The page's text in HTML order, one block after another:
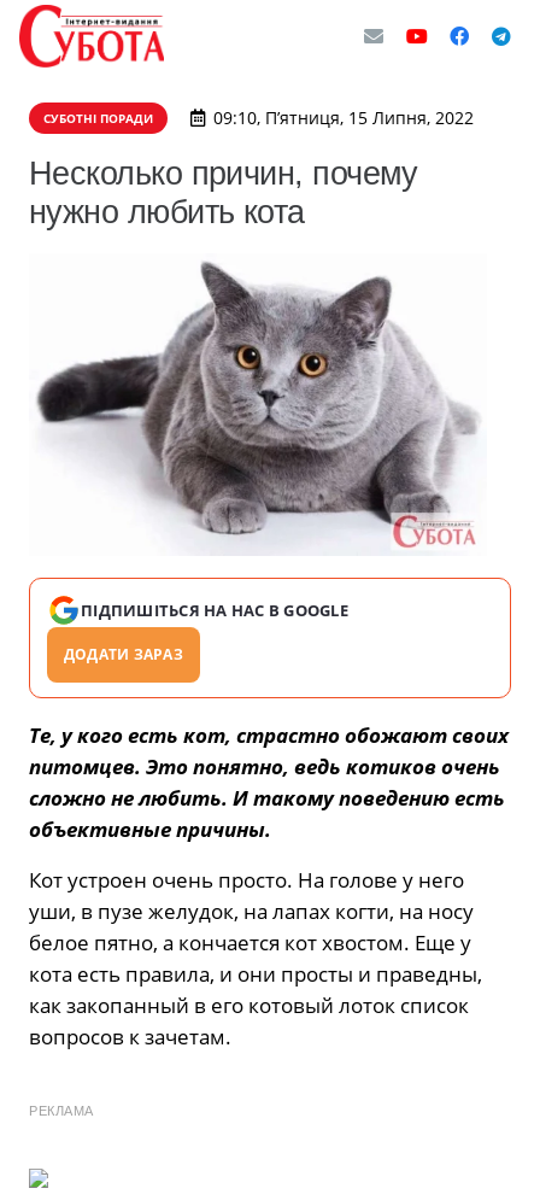
СУБОТНІ ПОРАДИ 09:10, П’ятниця, 15 Липня, 2022
Несколько причин, почему
нужно любить кота
ПІДПИШІТЬСЯ НА НАС В GOOGLE
ДОДАТИ ЗАРАЗ
Те, у кого есть кот, страстно обожают своих
питомцев. Это понятно, ведь котиков очень
сложно не любить. И такому поведению есть
объективные причины.
Кот устроен очень просто. На голове у него
уши, в пузе желудок, на лапах когти, на носу
белое пятно, а кончается кот хвостом. Еще у
кота есть правила, и они просты и праведны,
как закопанный в его котовый лоток список
вопросов к зачетам.
РЕКЛАМА